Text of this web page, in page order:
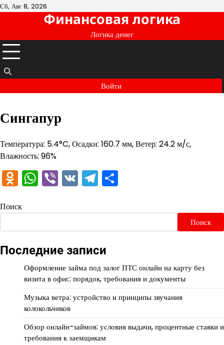
Перейти
Сб, Авг 8, 2026
Финансовая логика
Логика денег
Войти
Сингапур
Температура: 5.4°C, Осадки: 160.7 мм, Ветер: 24.2 м/с,
Влажность: 96%
Odnoklassniki
WhatsApp
Viber
VKTelegram
Поиск
Поиск
Последние записи
Оформление займа под залог ПТС онлайн на карту без
визита в офис: порядок, требования и документы
Музыка ветра: устройство и принципы звучания
колокольчиков
Обзор онлайн-займов: условия выдачи, процентные ставки и
требования к заемщикам